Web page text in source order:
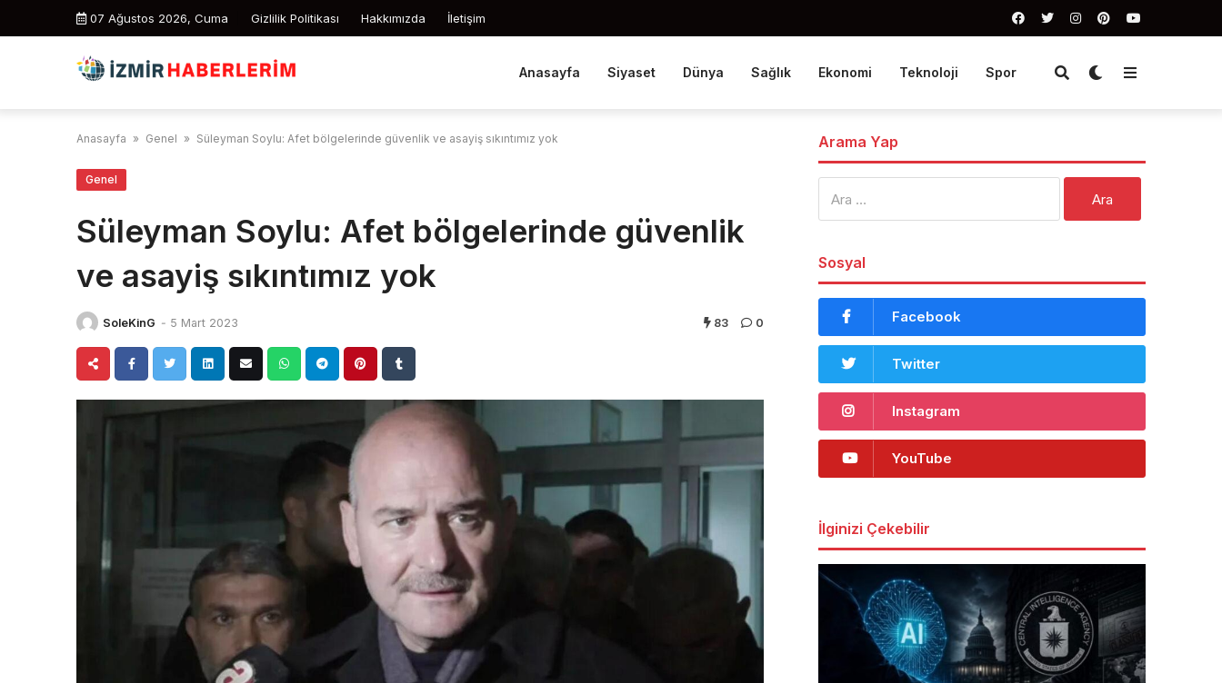
07 Ağustos 2026, Cuma Gizlilik Politikası Hakkımızda İletişim
Anasayfa Siyaset Dünya Sağlık Ekonomi Teknoloji Spor
Anasayfa » Genel » Süleyman Soylu: Afet bölgelerinde güvenlik ve asayiş sıkıntımız yok
Genel
Süleyman Soylu: Afet bölgelerinde güvenlik
ve asayiş sıkıntımız yok
SoleKinG - 5 Mart 2023 83 0
Arama Yap
Sosyal
Facebook
Twitter
Instagram
YouTube
İlginizi Çekebilir